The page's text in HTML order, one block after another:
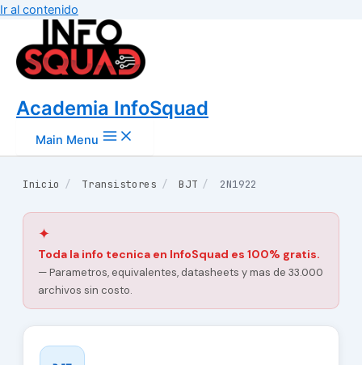
Ir al contenido
Academia InfoSquad
Main Menu
Inicio / Transistores / BJT / 2N1922
✦
Toda la info tecnica en InfoSquad es 100% gratis.
— Parametros, equivalentes, datasheets y mas de 33.000
archivos sin costo.